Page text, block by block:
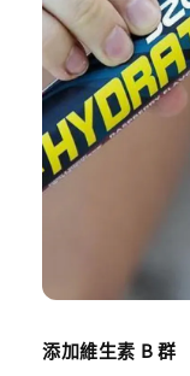
添加維生素 B 群